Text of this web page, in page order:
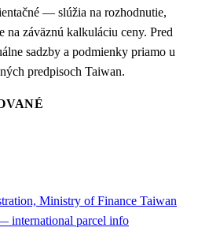
— slúžia na rozhodnutie,
záväznú kalkuláciu ceny. Pred
sadzby a podmienky priamo u
predpisoch Taiwan.
Ministry of Finance Taiwan
international parcel info